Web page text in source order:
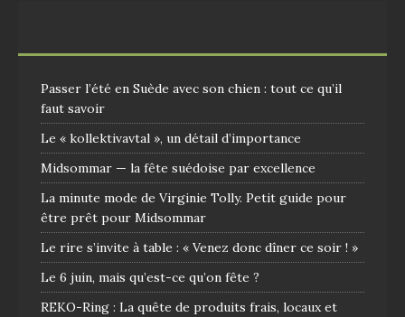
Passer l’été en Suède avec son chien : tout ce qu’il
faut savoir
Le « kollektivavtal », un détail d’importance
Midsommar — la fête suédoise par excellence
La minute mode de Virginie Tolly. Petit guide pour
être prêt pour Midsommar
Le rire s’invite à table : « Venez donc dîner ce soir ! »
Le 6 juin, mais qu’est-ce qu’on fête ?
REKO-Ring : La quête de produits frais, locaux et